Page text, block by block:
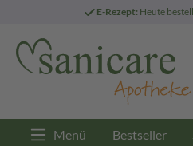
E-Rezept: Heute
Menü Bestseller